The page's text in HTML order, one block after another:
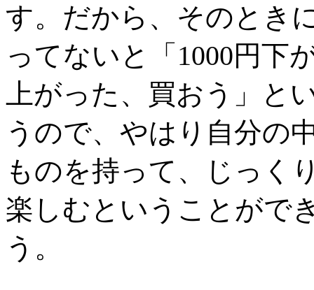
す。だから、そのとき
ってないと「 1000円下
上がった、買おう」と
うので、やはり自分の
ものを持って、じっく
楽しむということがで
う。